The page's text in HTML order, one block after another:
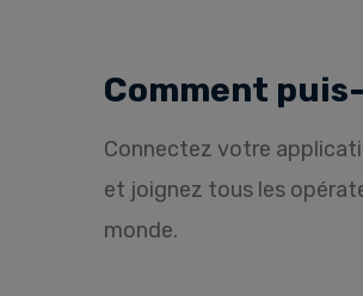
Comment
Connectez votre
et joignez tous les
monde.